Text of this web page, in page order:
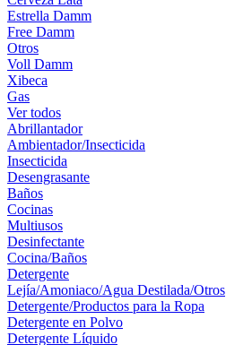
Estrella Damm
Free Damm
Otros
Voll Damm
Xibeca
Gas
Ver todos
Abrillantador
Ambientador/Insecticida
Insecticida
Desengrasante
Baños
Cocinas
Multiusos
Desinfectante
Cocina/Baños
Detergente
Lejía/Amoniaco/Agua Destilada/Otros
Detergente/Productos para la Ropa
Detergente en Polvo
Detergente Líquido